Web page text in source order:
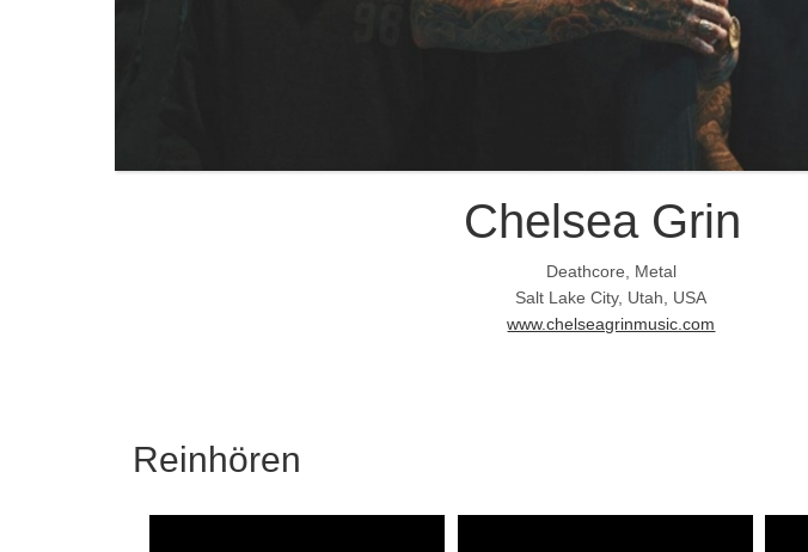
Chelsea Grin
Deathcore, Metal
Salt Lake City, Utah, USA
www.chelseagrinmusic.com
Reinhören